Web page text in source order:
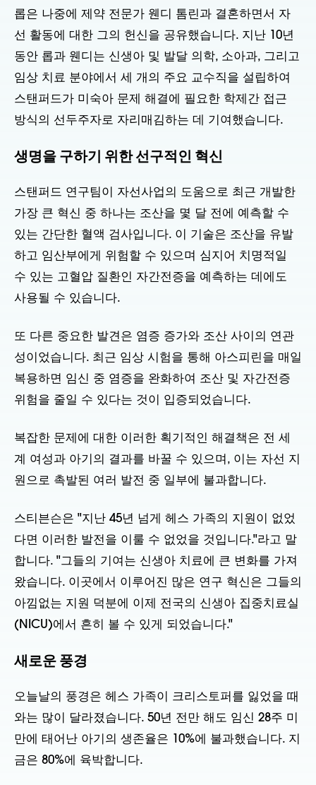
롭은 나중에 제약 전문가 웬디 톰린과 결혼하면서 자
선 활동에 대한 그의 헌신을 공유했습니다. 지난 10년
동안 롭과 웬디는 신생아 및 발달 의학, 소아과, 그리고
임상 치료 분야에서 세 개의 주요 교수직을 설립하여
스탠퍼드가 미숙아 문제 해결에 필요한 학제간 접근
방식의 선두주자로 자리매김하는 데 기여했습니다.
생명을 구하기 위한 선구적인 혁신
스탠퍼드 연구팀이 자선사업의 도움으로 최근 개발한
가장 큰 혁신 중 하나는 조산을 몇 달 전에 예측할 수
있는 간단한 혈액 검사입니다. 이 기술은 조산을 유발
하고 임산부에게 위험할 수 있으며 심지어 치명적일
수 있는 고혈압 질환인 자간전증을 예측하는 데에도
사용될 수 있습니다.
또 다른 중요한 발견은 염증 증가와 조산 사이의 연관
성이었습니다. 최근 임상 시험을 통해 아스피린을 매일
복용하면 임신 중 염증을 완화하여 조산 및 자간전증
위험을 줄일 수 있다는 것이 입증되었습니다.
복잡한 문제에 대한 이러한 획기적인 해결책은 전 세
계 여성과 아기의 결과를 바꿀 수 있으며, 이는 자선 지
원으로 촉발된 여러 발전 중 일부에 불과합니다.
스티븐슨은 "지난 45년 넘게 헤스 가족의 지원이 없었
다면 이러한 발전을 이룰 수 없었을 것입니다."라고 말
합니다. "그들의 기여는 신생아 치료에 큰 변화를 가져
왔습니다. 이곳에서 이루어진 많은 연구 혁신은 그들의
아낌없는 지원 덕분에 이제 전국의 신생아 집중치료실
(NICU)에서 흔히 볼 수 있게 되었습니다."
새로운 풍경
오늘날의 풍경은 헤스 가족이 크리스토퍼를 잃었을 때
와는 많이 달라졌습니다. 50년 전만 해도 임신 28주 미
만에 태어난 아기의 생존율은 10%에 불과했습니다. 지
금은 80%에 육박합니다.